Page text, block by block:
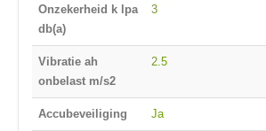
Onzekerheid k lpa
db(a)
3
Vibratie ah
onbelast m/s2
2.5
Accubeveiliging Ja